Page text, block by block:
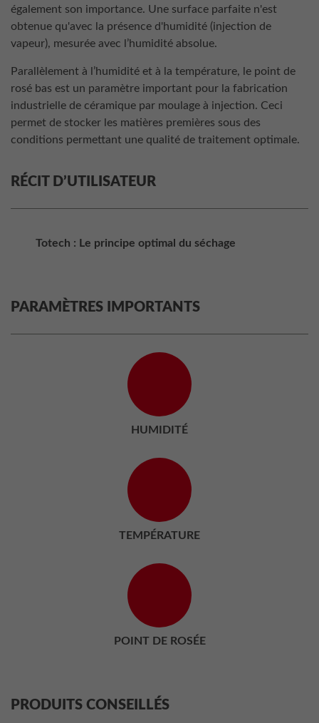
également son importance. Une surface parfaite n'est
obtenue qu'avec la présence d'humidité (injection de
vapeur), mesurée avec l’humidité absolue.
Parallèlement à l’humidité et à la température, le point de
rosé bas est un paramètre important pour la fabrication
industrielle de céramique par moulage à injection. Ceci
permet de stocker les matières premières sous des
conditions permettant une qualité de traitement optimale.
RÉCIT D’UTILISATEUR
Totech : Le principe optimal du séchage
PARAMÈTRES IMPORTANTS
HUMIDITÉ
TEMPÉRATURE
POINT DE ROSÉE
PRODUITS CONSEILLÉS